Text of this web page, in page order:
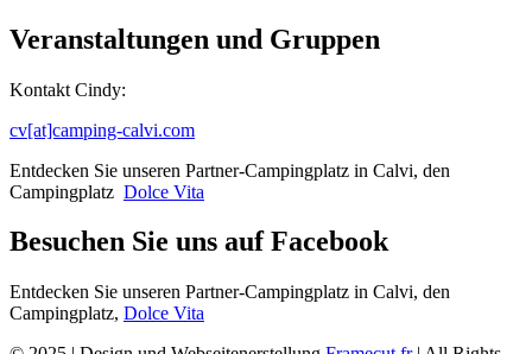
Veranstaltungen und Gruppen
Kontakt Cindy:
cv[at]camping-calvi.com
Entdecken Sie unseren Partner-Campingplatz in Calvi, den
Campingplatz Dolce Vita
Besuchen Sie uns auf Facebook
Entdecken Sie unseren Partner-Campingplatz in Calvi, den
Campingplatz, Dolce Vita